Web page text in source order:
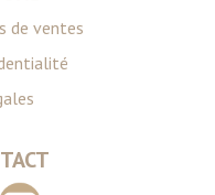
de ventes